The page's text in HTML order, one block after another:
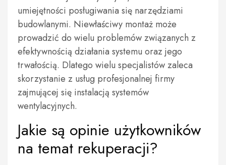
umiejętności posługiwania się narzędziami
budowlanymi. Niewłaściwy montaż może
prowadzić do wielu problemów związanych z
efektywnością działania systemu oraz jego
trwałością. Dlatego wielu specjalistów zaleca
skorzystanie z usług profesjonalnej firmy
zajmującej się instalacją systemów
wentylacyjnych.
Jakie są opinie użytkowników
na temat rekuperacji?